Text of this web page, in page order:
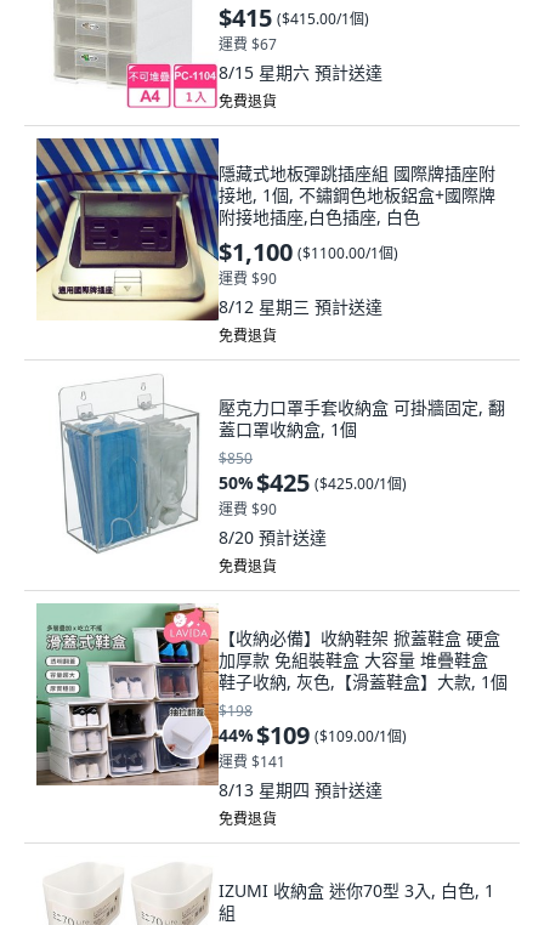
$415 ($415.00/1個)
運費 $67
8/15 星期六 預計送達
免費退貨
隱藏式地板彈跳插座組 國際牌插座附
接地, 1個, 不鏽鋼色地板鋁盒+國際牌
附接地插座,白色插座, 白色
$1,100 ($1100.00/1個)
運費 $90
8/12 星期三 預計送達
免費退貨
壓克力口罩手套收納盒 可掛牆固定, 翻
蓋口罩收納盒, 1個
$850
50%$425 ($425.00/1個)
運費 $90
8/20 預計送達
免費退貨
【收納必備】收納鞋架 掀蓋鞋盒 硬盒
加厚款 免組裝鞋盒 大容量 堆疊鞋盒
鞋子收納, 灰色,【滑蓋鞋盒】大款, 1個
$198
44%$109 ($109.00/1個)
運費 $141
8/13 星期四 預計送達
免費退貨
IZUMI 收納盒 迷你70型 3入, 白色, 1
組